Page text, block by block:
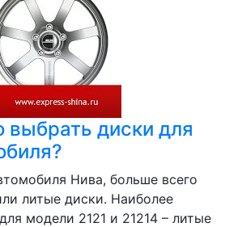
выбрать диски для
Нива, больше всего
литые диски. Наиболее
модели 2121 и 21214 – литые